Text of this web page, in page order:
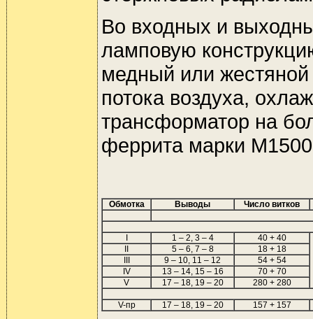
Во входных и
ламповую
медный или жестяной
потока воздуха,
трансформатор на
феррита марки
Обмотка Выводы Число витков
1 – 2, 3 – 4
40 + 40
5 – 6, 7 – 8
18 + 18
9 – 10, 11 – 12
54 + 54
IV
13 – 14, 15 – 16
70 + 70
V
17 – 18, 19 – 20 280 + 280
V-пр 17 – 18, 19 – 20 157 + 157